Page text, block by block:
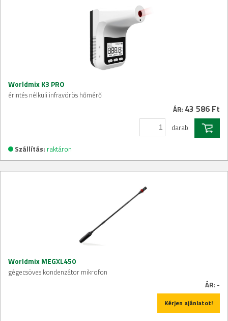
Worldmix K3 PRO
érintés nélküli infravörös hőmérő
ÁR: 43 586 Ft
darab
Szállítás: raktáron
Worldmix MEGXL450
gégecsöves kondenzátor mikrofon
ÁR: -
Kérjen ajánlatot!